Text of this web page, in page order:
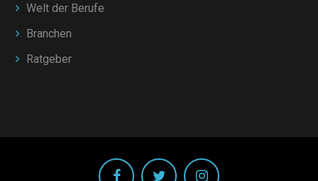
Welt der Berufe
Branchen
Ratgeber